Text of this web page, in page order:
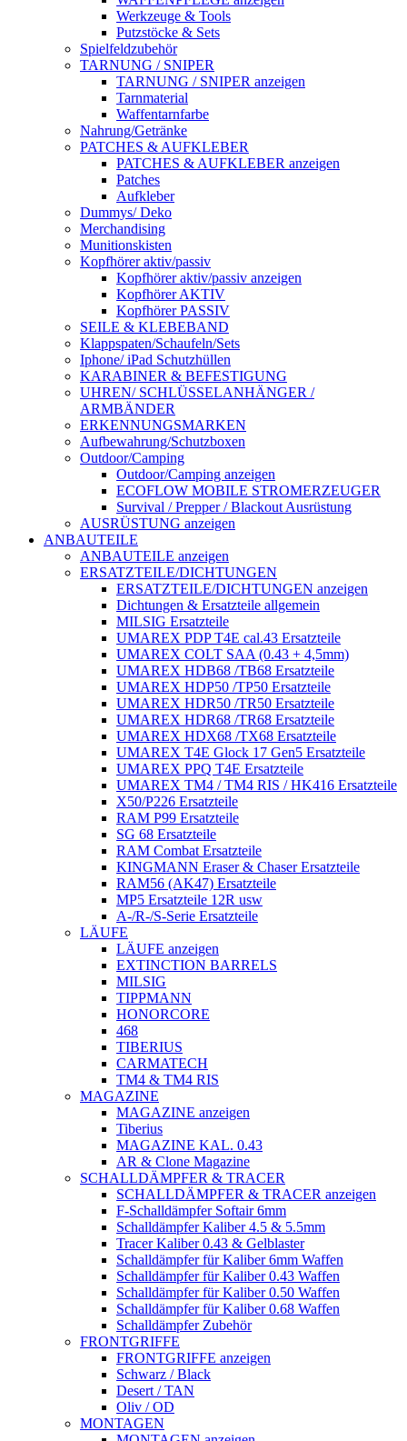
Werkzeuge & Tools
Putzstöcke & Sets
Spielfeldzubehör
TARNUNG / SNIPER
TARNUNG / SNIPER anzeigen
Tarnmaterial
Waffentarnfarbe
Nahrung/Getränke
PATCHES & AUFKLEBER
PATCHES & AUFKLEBER anzeigen
Patches
Aufkleber
Dummys/ Deko
Merchandising
Munitionskisten
Kopfhörer aktiv/passiv
Kopfhörer aktiv/passiv anzeigen
Kopfhörer AKTIV
Kopfhörer PASSIV
SEILE & KLEBEBAND
Klappspaten/Schaufeln/Sets
Iphone/ iPad Schutzhüllen
KARABINER & BEFESTIGUNG
UHREN/ SCHLÜSSELANHÄNGER /
ARMBÄNDER
ERKENNUNGSMARKEN
Aufbewahrung/Schutzboxen
Outdoor/Camping
Outdoor/Camping anzeigen
ECOFLOW MOBILE STROMERZEUGER
Survival / Prepper / Blackout Ausrüstung
AUSRÜSTUNG anzeigen
ANBAUTEILE
ANBAUTEILE anzeigen
ERSATZTEILE/DICHTUNGEN
ERSATZTEILE/DICHTUNGEN anzeigen
Dichtungen & Ersatzteile allgemein
MILSIG Ersatzteile
UMAREX PDP T4E cal.43 Ersatzteile
UMAREX COLT SAA (0.43 + 4,5mm)
UMAREX HDB68 /TB68 Ersatzteile
UMAREX HDP50 /TP50 Ersatzteile
UMAREX HDR50 /TR50 Ersatzteile
UMAREX HDR68 /TR68 Ersatzteile
UMAREX HDX68 /TX68 Ersatzteile
UMAREX T4E Glock 17 Gen5 Ersatzteile
UMAREX PPQ T4E Ersatzteile
UMAREX TM4 / TM4 RIS / HK416 Ersatzteile
X50/P226 Ersatzteile
RAM P99 Ersatzteile
SG 68 Ersatzteile
RAM Combat Ersatzteile
KINGMANN Eraser & Chaser Ersatzteile
RAM56 (AK47) Ersatzteile
MP5 Ersatzteile 12R usw
A-/R-/S-Serie Ersatzteile
LÄUFE
LÄUFE anzeigen
EXTINCTION BARRELS
MILSIG
TIPPMANN
HONORCORE
468
TIBERIUS
CARMATECH
TM4 & TM4 RIS
MAGAZINE
MAGAZINE anzeigen
Tiberius
MAGAZINE KAL. 0.43
AR & Clone Magazine
SCHALLDÄMPFER & TRACER
SCHALLDÄMPFER & TRACER anzeigen
F-Schalldämpfer Softair 6mm
Schalldämpfer Kaliber 4.5 & 5.5mm
Tracer Kaliber 0.43 & Gelblaster
Schalldämpfer für Kaliber 6mm Waffen
Schalldämpfer für Kaliber 0.43 Waffen
Schalldämpfer für Kaliber 0.50 Waffen
Schalldämpfer für Kaliber 0.68 Waffen
Schalldämpfer Zubehör
FRONTGRIFFE
FRONTGRIFFE anzeigen
Schwarz / Black
Desert / TAN
Oliv / OD
MONTAGEN